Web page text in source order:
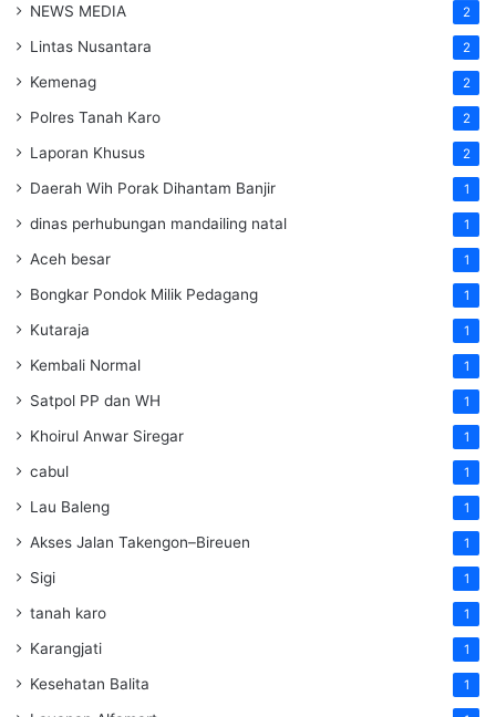
NEWS MEDIA 2
Lintas Nusantara 2
Kemenag 2
Polres Tanah Karo 2
Laporan Khusus 2
Daerah Wih Porak Dihantam Banjir 1
dinas perhubungan mandailing natal 1
Aceh besar 1
Bongkar Pondok Milik Pedagang 1
Kutaraja 1
Kembali Normal 1
Satpol PP dan WH 1
Khoirul Anwar Siregar 1
cabul 1
Lau Baleng 1
Akses Jalan Takengon–Bireuen 1
Sigi 1
tanah karo 1
Karangjati 1
Kesehatan Balita 1